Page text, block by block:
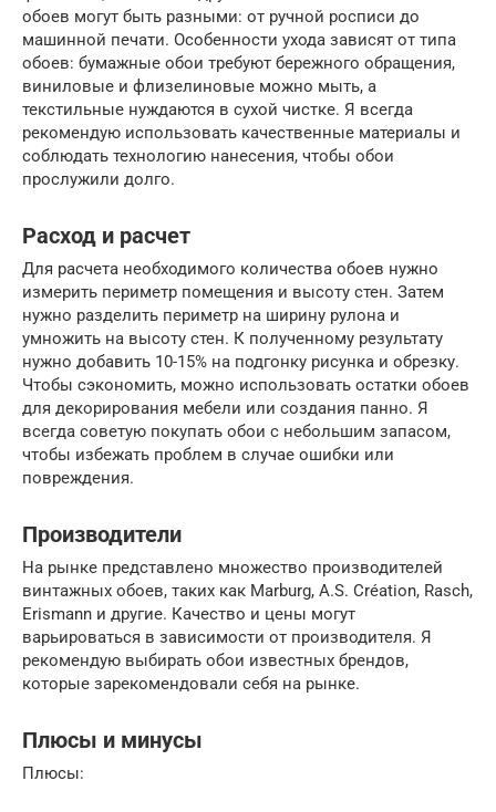
обоев могут быть разными: от ручной росписи до
машинной печати. Особенности ухода зависят от типа
обоев: бумажные обои требуют бережного обращения,
виниловые и флизелиновые можно мыть, а
текстильные нуждаются в сухой чистке. Я всегда
рекомендую использовать качественные материалы и
соблюдать технологию нанесения, чтобы обои
прослужили долго.
Расход и расчет
Для расчета необходимого количества обоев нужно
измерить периметр помещения и высоту стен. Затем
нужно разделить периметр на ширину рулона и
умножить на высоту стен. К полученному результату
нужно добавить 10-15% на подгонку рисунка и обрезку.
Чтобы сэкономить, можно использовать остатки обоев
для декорирования мебели или создания панно. Я
всегда советую покупать обои с небольшим запасом,
чтобы избежать проблем в случае ошибки или
повреждения.
Производители
На рынке представлено множество производителей
винтажных обоев, таких как Marburg, A.S. Création, Rasch,
Erismann и другие. Качество и цены могут
варьироваться в зависимости от производителя. Я
рекомендую выбирать обои известных брендов,
которые зарекомендовали себя на рынке.
Плюсы и минусы
Плюсы: